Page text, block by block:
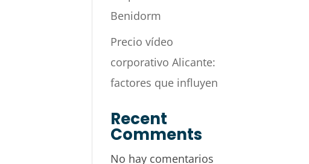
Benidorm
Precio vídeo
corporativo Alicante:
factores que influyen
Recent
Comments
No hay comentarios